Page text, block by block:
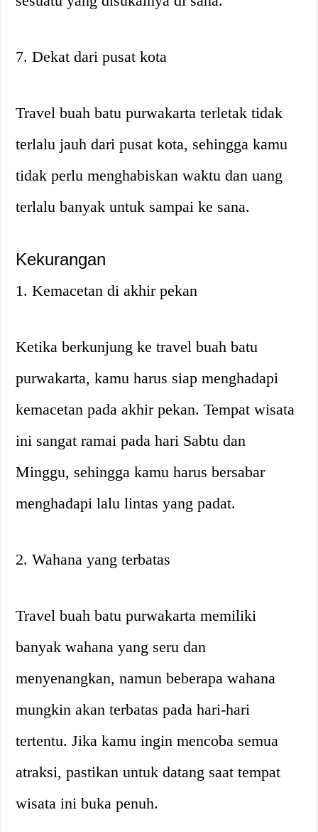
7. Dekat dari pusat kota
Travel buah batu purwakarta terletak tidak
terlalu jauh dari pusat kota, sehingga kamu
tidak perlu menghabiskan waktu dan uang
terlalu banyak untuk sampai ke sana.
Kekurangan
1. Kemacetan di akhir pekan
Ketika berkunjung ke travel buah batu
purwakarta, kamu harus siap menghadapi
kemacetan pada akhir pekan. Tempat wisata
ini sangat ramai pada hari Sabtu dan
Minggu, sehingga kamu harus bersabar
menghadapi lalu lintas yang padat.
2. Wahana yang terbatas
Travel buah batu purwakarta memiliki
banyak wahana yang seru dan
menyenangkan, namun beberapa wahana
mungkin akan terbatas pada hari-hari
tertentu. Jika kamu ingin mencoba semua
atraksi, pastikan untuk datang saat tempat
wisata ini buka penuh.